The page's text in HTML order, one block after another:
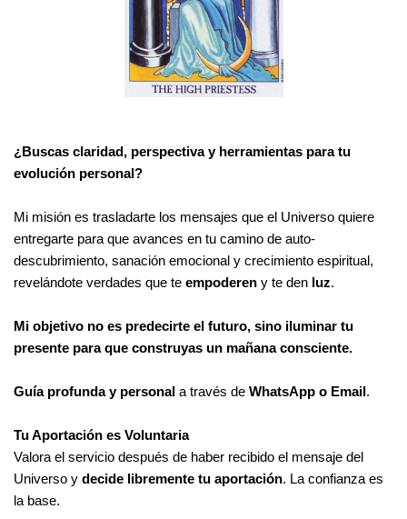
¿Buscas claridad, perspectiva y herramientas para tu
evolución personal?
Mi misión es trasladarte los mensajes que el Universo quiere
entregarte para que avances en tu camino de auto-
descubrimiento, sanación emocional y crecimiento espiritual,
revelándote verdades que te empoderen y te den luz.
Mi objetivo no es predecirte el futuro, sino iluminar tu
presente para que construyas un mañana consciente.
Guía profunda y personal a través de WhatsApp o Email.
Tu Aportación es Voluntaria
Valora el servicio después de haber recibido el mensaje del
Universo y decide libremente tu aportación. La confianza es
la base.